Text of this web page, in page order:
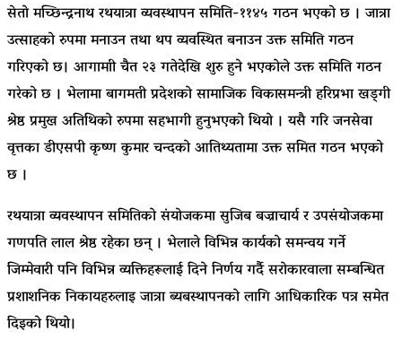
सेतो मच्छिन्द्रनाथ रथयात्रा व्यवस्थापन समिति-११४५ गठन भएको छ । जात्रा
उत्साहको रुपमा मनाउन तथा थप व्यवस्थित बनाउन उक्त समिति गठन
गरिएको छ। आगामाी चैत २३ गतेदेखि शुरु हुने भएकोले उक्त समिति गठन
गरेको छ । भेलामा बागमती प्रदेशको सामाजिक विकासमन्त्री हरिप्रभा खड्गी
श्रेष्ठ प्रमुख अतिथिको रुपमा सहभागी हुनुभएको थियो । यसै गरि जनसेवा
वृत्तका डीएसपी कृष्ण कुमार चन्दको आतिथ्यतामा उक्त समित गठन भएको
छ ।
रथयात्रा व्यवस्थापन समितिको संयोजकमा सुजिब बज्राचार्य र उपसंयोजकमा
गणपति लाल श्रेष्ठ रहेका छन् । भेलाले विभिन्न कार्यको समन्वय गर्ने
जिम्मेवारी पनि विभिन्न व्यक्तिहरूलाई दिने निर्णय गर्दै सरोकारवाला सम्बन्धित
प्रशाशनिक निकायहरुलाइ जात्रा ब्यबस्थापनको लागि आधिकारिक पत्र समेत
दिइको थियो।